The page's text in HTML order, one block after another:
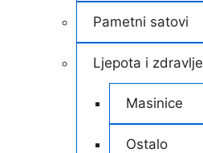
Pametni satovi
Ljepota i zdravlje
Masinice
Ostalo